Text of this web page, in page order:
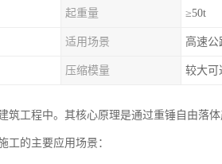
起重量 ≥50t
适用场景 高速公
压缩模量 较大可
工程中。其核心原理是通过重锤自由落
工的主要应用场景：